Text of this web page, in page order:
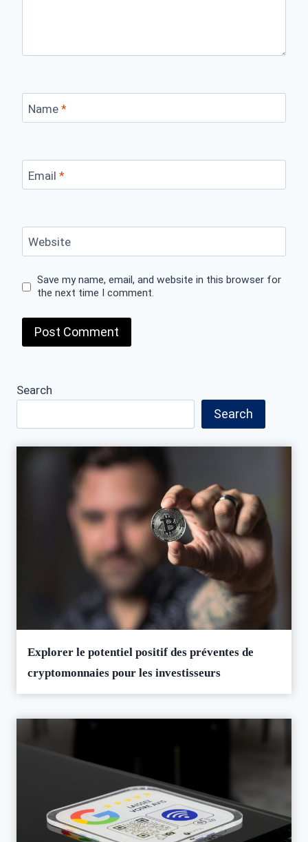
Name *
Email *
Website
Save my name, email, and website in this browser for
the next time I comment.
Search
Search
Explorer le potentiel positif des préventes de
cryptomonnaies pour les investisseurs